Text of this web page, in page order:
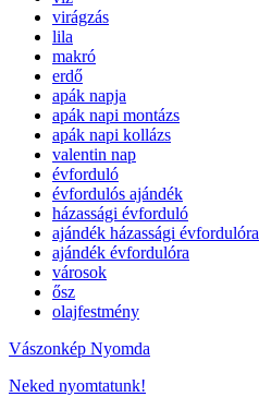
virágzás
lila
makró
erdő
apák napja
apák napi montázs
apák napi kollázs
valentin nap
évforduló
évfordulós ajándék
házassági évforduló
ajándék házassági évfordulóra
ajándék évfordulóra
városok
ősz
olajfestmény
Vászonkép Nyomda
Neked nyomtatunk!